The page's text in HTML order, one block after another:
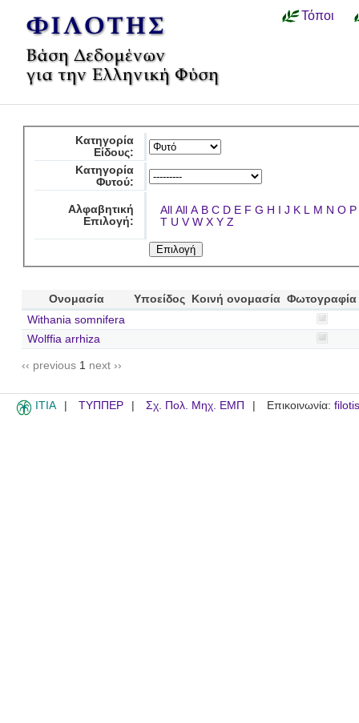
Τόποι
Κατηγορία
Είδους:
Κατηγορία
Φυτού:
Αλφαβητική
Επιλογή:
All All A B C D E F G H I J K L M N O P
T U V W X Y Z
Ονομασία Υποείδος Κοινή ονομασία Φωτογραφία
Withania somnifera
Wolffia arrhiza
‹‹ previous 1 next ››
ITIA ΤΥΠΠΕΡ Σχ. Πολ. Μηχ. ΕΜΠ Επικοινωνία: